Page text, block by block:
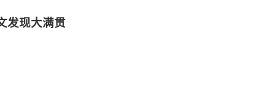
发现大满贯